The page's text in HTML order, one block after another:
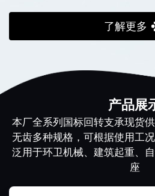
了解更多
产品展
本厂全系列国标回转支承现货
无齿多种规格，可根据使用工
泛用于环卫机械、建筑起重、
座